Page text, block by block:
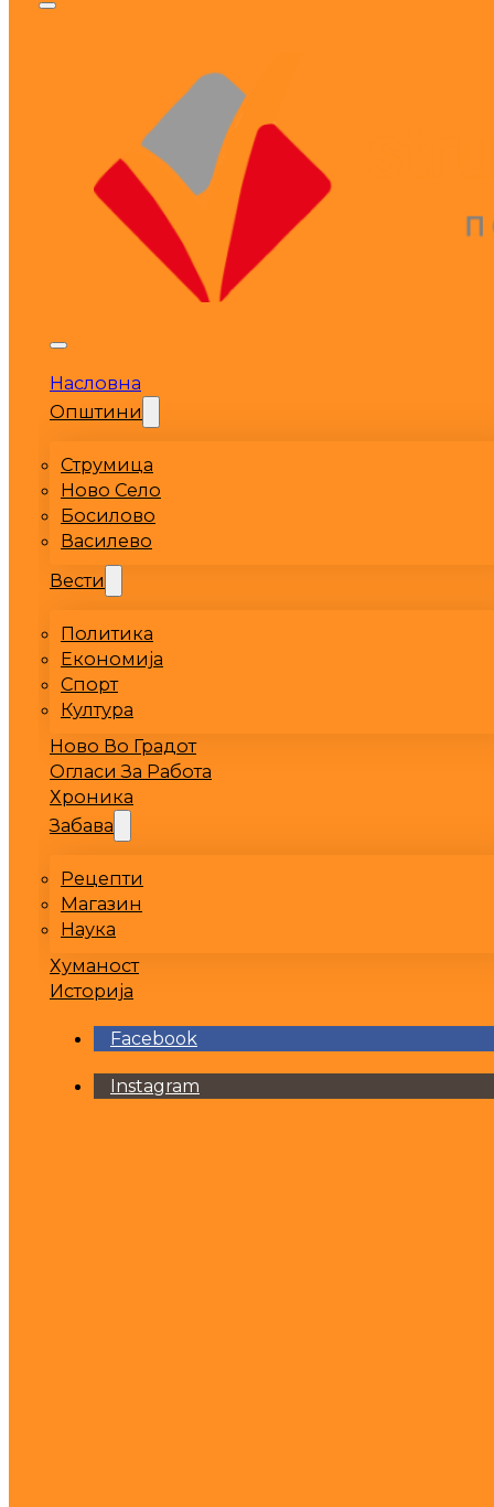
Насловна
Општини
Струмица
Ново Село
Босилово
Василево
Вести
Политика
Економија
Спорт
Култура
Ново Во Градот
Огласи За Работа
Хроника
Забава
Рецепти
Магазин
Наука
Хуманост
Историја
Facebook
Instagram